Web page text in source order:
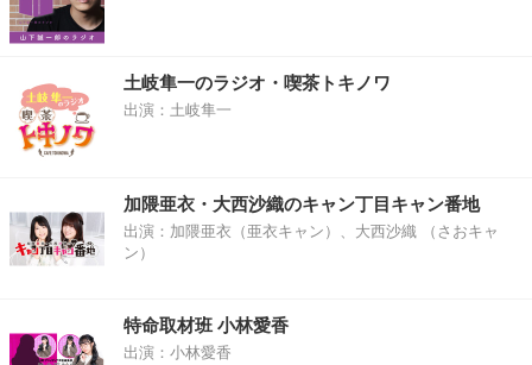
土岐隼一のラジオ・喫茶トキノワ
出演：土岐隼一
加隈亜衣・大西沙織のキャン丁目キャン番地
出演：加隈亜衣（亜衣キャン）、大西沙織 （さおキャ
ン）
特命取材班 小林愛香
出演：小林愛香